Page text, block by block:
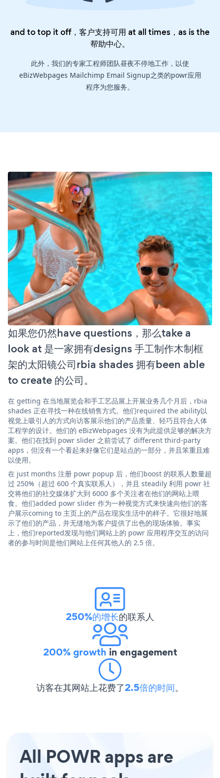
and to top it off，客户支持可用 at all times，as is the
帮助中心。
此外，我们的专家工程师团队昼夜不停地工作，以使
eBizWebpages Mailchimp Email Signup之类的powr应用
程序为您服务。
如果您仍然have questions，那么take a
look at 是一家拥有designs 手工制作木制框
架的太阳镜公司rbia shades 拥有been able
to create 的公司。
在 getting 在当地展览会和手工艺品展上开展业务几个月后，rbia
shades 正在寻找一种在线销售方式。他们required the ability以
视觉上吸引人的方式向访客展示他们的产品质量、轻巧且符合人体
工程学的设计。他们的 eBizWebpages 没有为此提供足够的解决方
案。他们在找到 powr slider 之前尝试了 different third-party
apps，但没有一个看起来好像它们是站点的一部分，并且笨重且难
以使用。
在 just months 注册 powr popup 后，他们boost 的联系人数量超
过 250%（超过 600 个真实联系人），并且 steadily 利用 powr 社
交将他们的社交媒体扩大到 6000 多个关注者在他们的网站上喂
食。他们added powr slider 作为一种视觉方式来快速向他们的客
户展示coming to 主页上的产品在现实生活中的样子。它很好地展
示了他们的产品，并无缝地为客户提供了出色的现场体验。事实
上，他们reported发现与他们网站上的 powr 应用程序交互的访问
者的参与时间是他们网站上任何其他人的 2.5 倍。
250%的增长的联系人
200% growth in engagement
访客在其网站上花费了2.5倍的时间。
All POWR apps are